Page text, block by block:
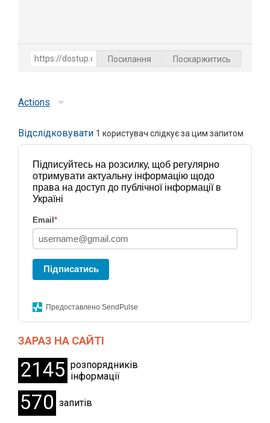
Посилання Поскаржитись
Actions
Відслідковувати 1 користувач слідкує за цим запитом
Підписуйтесь на розсилку, щоб регулярно
отримувати актуальну інформацію щодо
права на доступ до публічної інформації в
Україні
Email *
Підписатись
Предоставлено SendPulse
ЗАРАЗ НА САЙТІ
2145 розпорядників
інформації
570 запитів